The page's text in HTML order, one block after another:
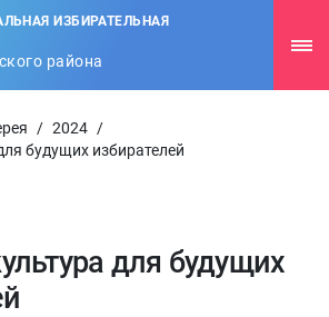
ИЗБИРАТЕЛЬНАЯ
района
/ 2024 /
будущих избирателей
для будущих